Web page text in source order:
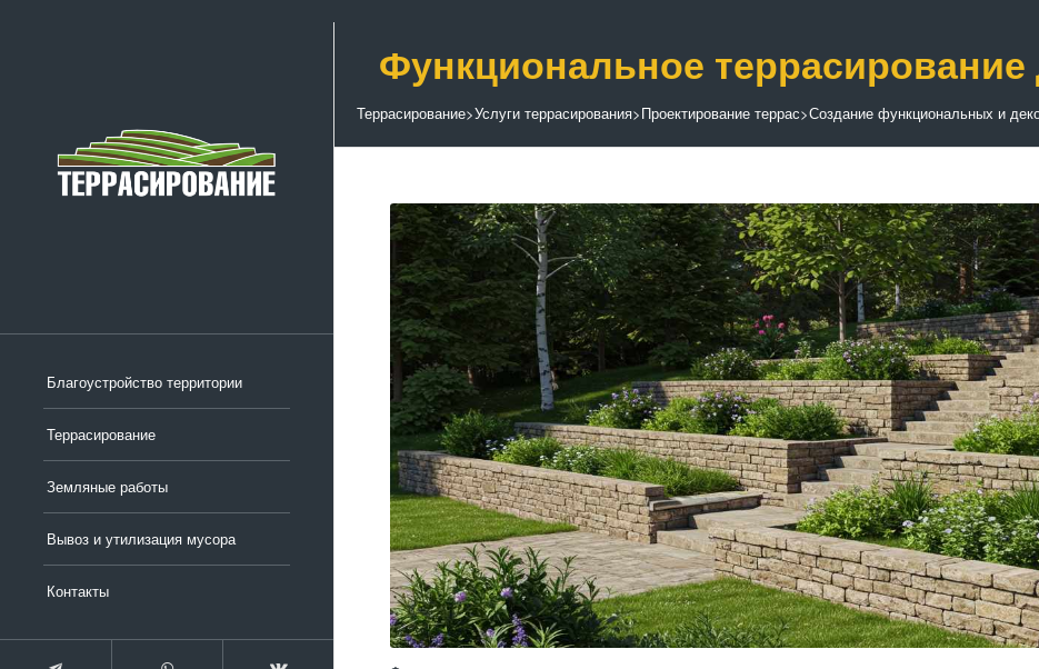
Благоустройство территории
Террасирование
Земляные работы
Вывоз и утилизация мусора
Контакты
Функциональное террасирование
Террасирование>Услуги террасирования>Проектирование террас>Создание функциональных и